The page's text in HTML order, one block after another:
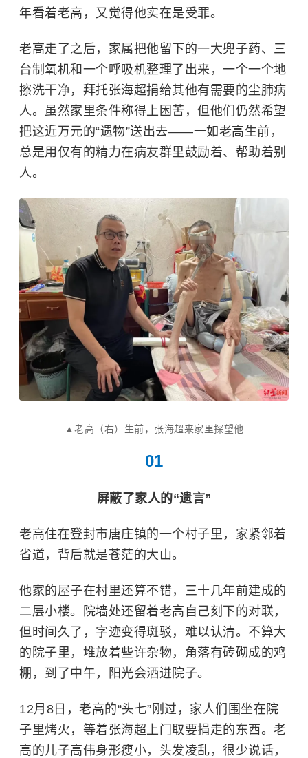
年看着老高，又觉得他实在是受罪。
老高走了之后，家属把他留下的一大兜子药、三
台制氧机和一个呼吸机整理了出来，一个一个地
擦洗干净，拜托张海超捐给其他有需要的尘肺病
人。虽然家里条件称得上困苦，但他们仍然希望
把这近万元的“遗物”送出去——一如老高生前，
总是用仅有的精力在病友群里鼓励着、帮助着别
人。
▲老高（右）生前，张海超来家里探望他
01
屏蔽了家人的“遗言”
老高住在登封市唐庄镇的一个村子里，家紧邻着
省道，背后就是苍茫的大山。
他家的屋子在村里还算不错，三十几年前建成的
二层小楼。院墙处还留着老高自己刻下的对联，
但时间久了，字迹变得斑驳，难以认清。不算大
的院子里，堆放着些许杂物，角落有砖砌成的鸡
棚，到了中午，阳光会洒进院子。
12月8日，老高的“头七”刚过，家人们围坐在院
子里烤火，等着张海超上门取要捐走的东西。老
高的儿子高伟身形瘦小，头发凌乱，很少说话，